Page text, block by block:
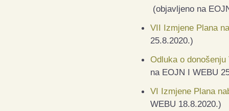
(objavljeno na
VII Izmjene Plana
25.8.2020.)
Odluka o
na EOJN I WEBU
VI Izmjene Plana
WEBU 18.8.2020.)